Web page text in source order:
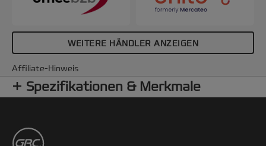
WEITERE HÄNDLER ANZEIGEN
Affiliate-Hinweis
Spezifikationen & Merkmale